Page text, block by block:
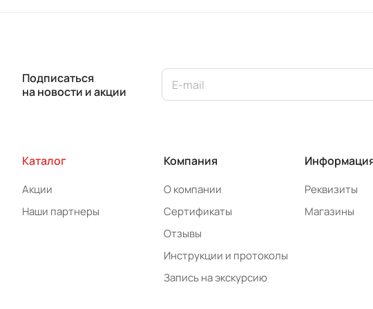
Подписаться
на новости и акции
Каталог
Акции
Наши партнеры
Компания
О компании
Сертификаты
Отзывы
Инструкции и протоколы
Запись на экскурсию
Реквизиты
Магазины